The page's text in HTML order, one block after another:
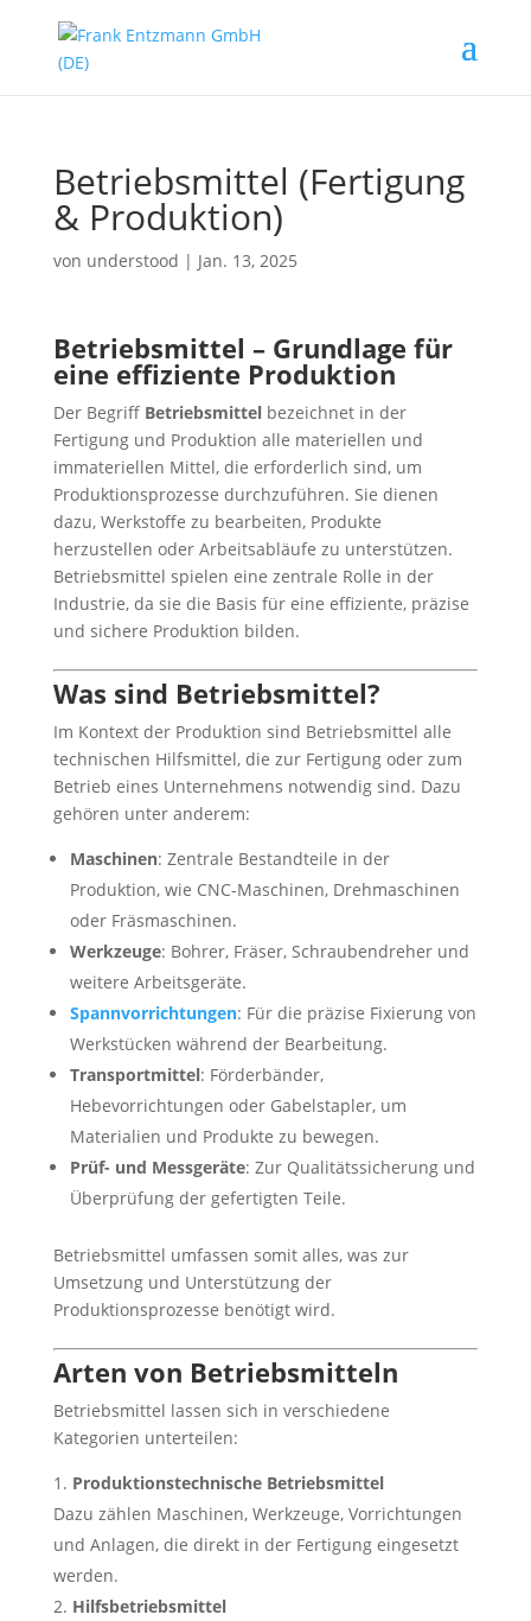
Betriebsmittel (Fertigung
& Produktion)
von understood | Jan. 13, 2025
Betriebsmittel – Grundlage für
eine effiziente Produktion
Der Begriff Betriebsmittelbezeichnet in der
Fertigung und Produktion alle materiellen und
immateriellen Mittel, die erforderlich sind, um
Produktionsprozesse durchzuführen. Sie dienen
dazu, Werkstoffe zu bearbeiten, Produkte
herzustellen oder Arbeitsabläufe zu unterstützen.
Betriebsmittel spielen eine zentrale Rolle in der
Industrie, da sie die Basis für eine effiziente, präzise
und sichere Produktion bilden.
Was sind Betriebsmittel?
Im Kontext der Produktion sind Betriebsmittel alle
technischen Hilfsmittel, die zur Fertigung oder zum
Betrieb eines Unternehmens notwendig sind. Dazu
gehören unter anderem:
Maschinen: Zentrale Bestandteile in der
Produktion, wie CNC-Maschinen, Drehmaschinen
oder Fräsmaschinen.
Werkzeuge: Bohrer, Fräser, Schraubendreher und
weitere Arbeitsgeräte.
Spannvorrichtungen: Für die präzise Fixierung von
Werkstücken während der Bearbeitung.
Transportmittel: Förderbänder,
Hebevorrichtungen oder Gabelstapler, um
Materialien und Produkte zu bewegen.
Prüf- und Messgeräte: Zur Qualitätssicherung und
Überprüfung der gefertigten Teile.
Betriebsmittel umfassen somit alles, was zur
Umsetzung und Unterstützung der
Produktionsprozesse benötigt wird.
Arten von Betriebsmitteln
Betriebsmittel lassen sich in verschiedene
Kategorien unterteilen:
Produktionstechnische Betriebsmittel
Dazu zählen Maschinen, Werkzeuge, Vorrichtungen
und Anlagen, die direkt in der Fertigung eingesetzt
werden.
Hilfsbetriebsmittel